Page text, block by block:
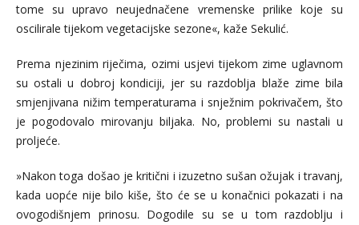
tome su upravo neujednačene vremenske prilike koje su
oscilirale tijekom vegetacijske sezone«, kaže Sekulić.
Prema njezinim riječima, ozimi usjevi tijekom zime uglavnom
su ostali u dobroj kondiciji, jer su razdoblja blaže zime bila
smjenjivana nižim temperaturama i snježnim pokrivačem, što
je pogodovalo mirovanju biljaka. No, problemi su nastali u
proljeće.
»Nakon toga došao je kritični i izuzetno sušan ožujak i travanj,
kada uopće nije bilo kiše, što će se u konačnici pokazati i na
ovogodišnjem prinosu. Dogodile su se u tom razdoblju i